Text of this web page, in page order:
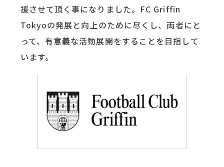
援させて頂く事になりました。FC Griffin
Tokyoの発展と向上のために尽くし、両者にと
って、有意義な活動展開をすることを目指して
います。